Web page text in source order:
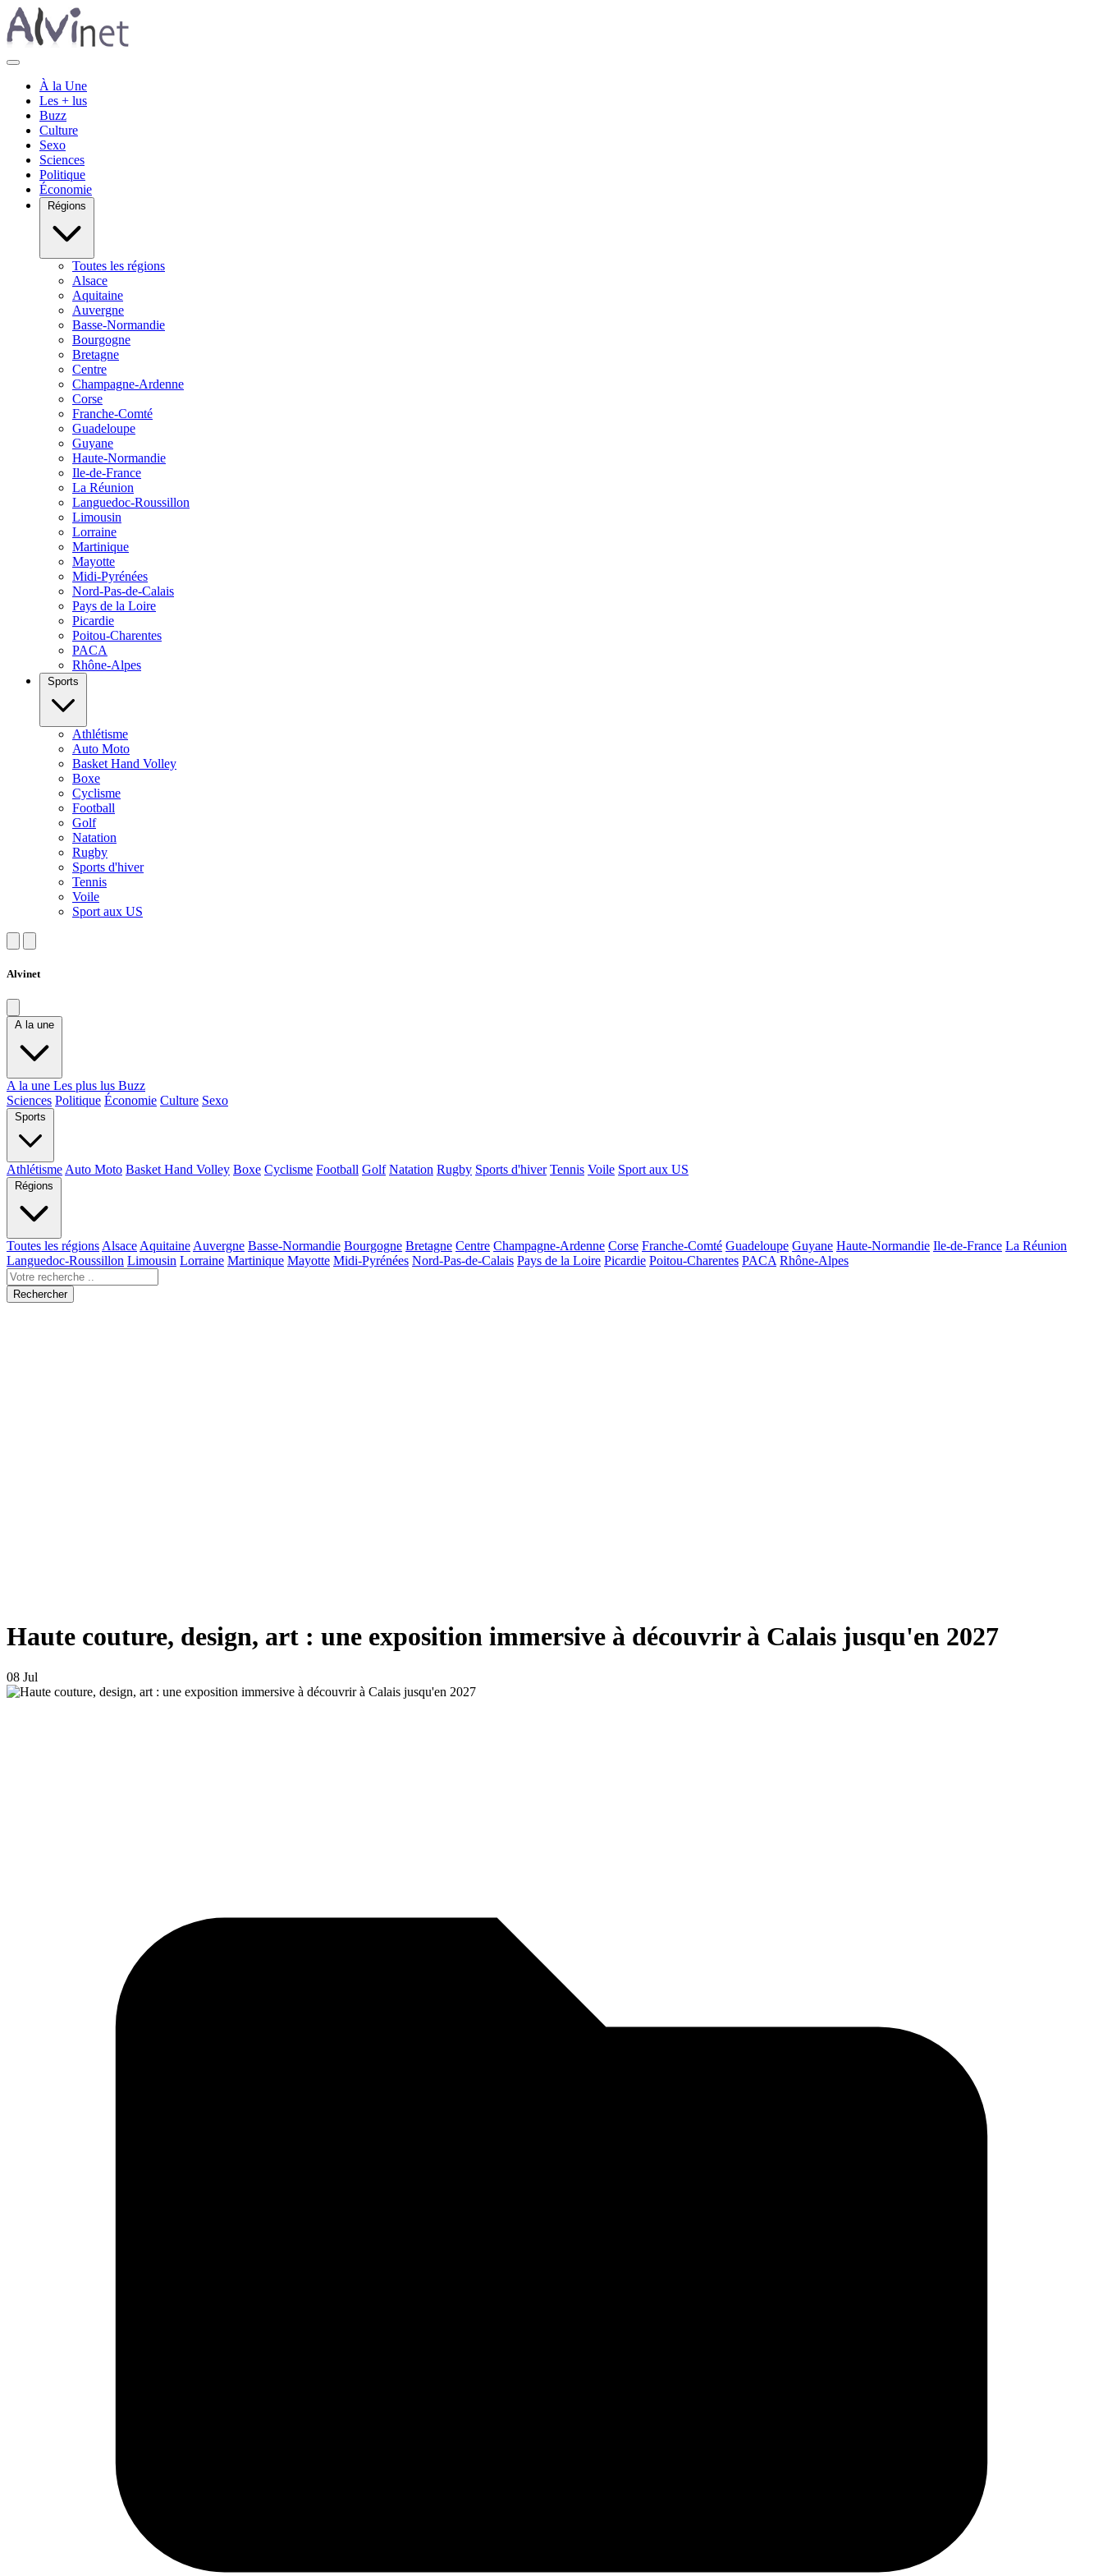
À la Une
Les + lus
Buzz
Culture
Sexo
Sciences
Politique
Économie
Régions
Toutes les régions
Alsace
Aquitaine
Auvergne
Basse-Normandie
Bourgogne
Bretagne
Centre
Champagne-Ardenne
Corse
Franche-Comté
Guadeloupe
Guyane
Haute-Normandie
Ile-de-France
La Réunion
Languedoc-Roussillon
Limousin
Lorraine
Martinique
Mayotte
Midi-Pyrénées
Nord-Pas-de-Calais
Pays de la Loire
Picardie
Poitou-Charentes
PACA
Rhône-Alpes
Sports
Athlétisme
Auto Moto
Basket Hand Volley
Boxe
Cyclisme
Football
Golf
Natation
Rugby
Sports d'hiver
Tennis
Voile
Sport aux US
Alvinet
A la une
A la une Les plus lus Buzz
Sciences Politique Économie Culture Sexo
Sports
Athlétisme Auto Moto Basket Hand Volley Boxe Cyclisme Football Golf Natation Rugby Sports d'hiver Tennis Voile Sport aux US
Régions
Toutes les régions Alsace Aquitaine Auvergne Basse-Normandie Bourgogne Bretagne Centre Champagne-Ardenne Corse Franche-Comté Guadeloupe Guyane Haute-Normandie Ile-de-France La Réunion
Languedoc-Roussillon Limousin Lorraine Martinique Mayotte Midi-Pyrénées Nord-Pas-de-Calais Pays de la Loire Picardie Poitou-Charentes PACA Rhône-Alpes
Rechercher
Haute couture, design, art : une exposition immersive à découvrir à Calais jusqu'en 2027
08 Jul